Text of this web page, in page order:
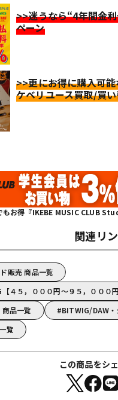
>>迷うなら“4年間金
ペーン
>>更にお得に購入可
ケベリユース買取/買
もお得『IKEBE MUSIC CLUB
関連リ
販売 商品一覧
４５，０００円～９５，０００
品一覧
BITWIG/DAW
覧
この商品をシ